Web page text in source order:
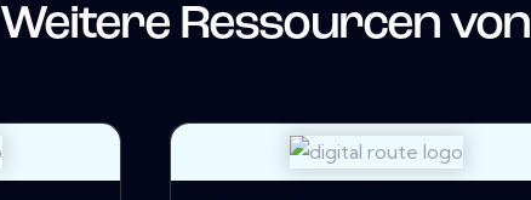
Weitere Ressourcen von